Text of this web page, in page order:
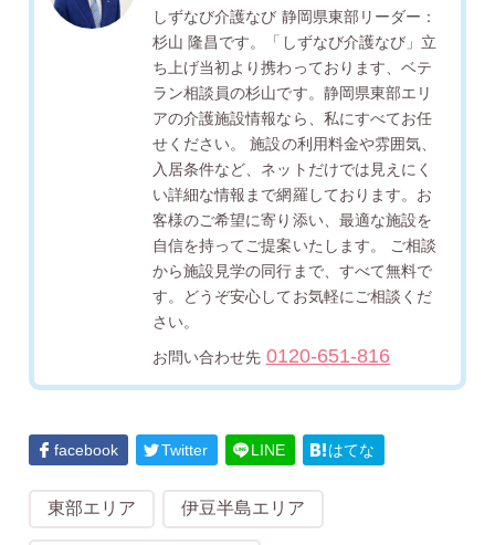
しずなび介護なび 静岡県東部リーダー：
杉山 隆昌です。「しずなび介護なび」立
ち上げ当初より携わっております、ベテ
ラン相談員の杉山です。静岡県東部エリ
アの介護施設情報なら、私にすべてお任
せください。 施設の利用料金や雰囲気、
入居条件など、ネットだけでは見えにく
い詳細な情報まで網羅しております。お
客様のご希望に寄り添い、最適な施設を
自信を持ってご提案いたします。 ご相談
から施設見学の同行まで、すべて無料で
す。どうぞ安心してお気軽にご相談くだ
さい。
お問い合わせ先 0120-651-816
facebook Twitter LINE はてな
東部エリア 伊豆半島エリア